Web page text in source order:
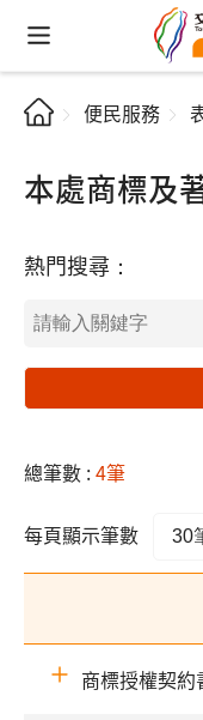
便民服務
本處商標及
熱門搜尋：
總筆數 :4筆
每頁顯示筆數
商標授權契約